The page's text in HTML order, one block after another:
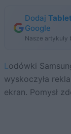
Dodaj
Google
Nasze
Lodówki Samsunga nawet nie trzeba otwierać, aby
wyskoczyła
ekran. Pomysł